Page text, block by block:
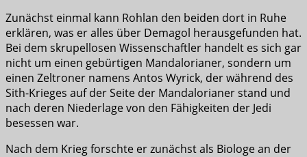
Zunächst einmal kann Rohlan den beiden dort in Ruhe
erklären, was er alles über Demagol herausgefunden hat.
Bei dem skrupellosen Wissenschaftler handelt es sich gar
nicht um einen gebürtigen Mandalorianer, sondern um
einen Zeltroner namens Antos Wyrick, der während des
Sith-Krieges auf der Seite der Mandalorianer stand und
nach deren Niederlage von den Fähigkeiten der Jedi
besessen war.
Nach dem Krieg forschte er zunächst als Biologe an der